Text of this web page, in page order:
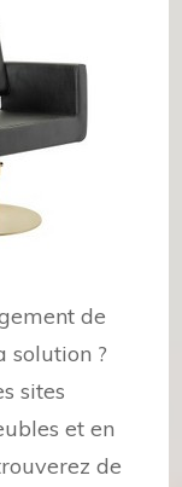
de
solution ?
sites
et en
de